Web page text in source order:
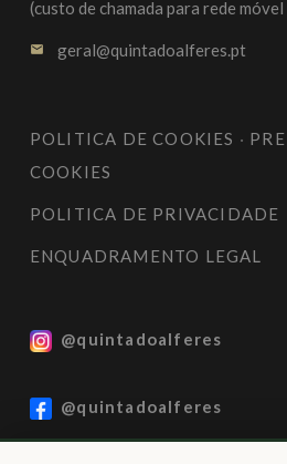
(custo de chamada para rede
email geral@quintadoalferes.pt
POLITICA DE COOKIES ·
COOKIES
POLITICA DE PRIVACIDADE
ENQUADRAMENTO LEGAL
@quintadoalferes
@quintadoalferes